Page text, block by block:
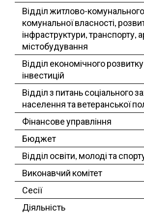
Відділ житлово-
комунальної власності,
інфраструктури, транспорту,
містобудування
Відділ економічного
інвестицій
Відділ з питань соціального
населення та ветеранської
Фінансове управління
Бюджет
Відділ освіти, молоді та
Виконавчий комітет
Сесії
Діяльність